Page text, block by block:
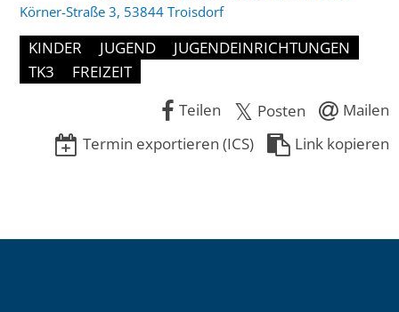
Körner-Straße 3, 53844 Troisdorf
KINDER JUGEND
JUGENDEINRICHTUNGEN
TK3
FREIZEIT
Teilen
Posten
Mailen
Termin exportieren (ICS)
Link kopieren